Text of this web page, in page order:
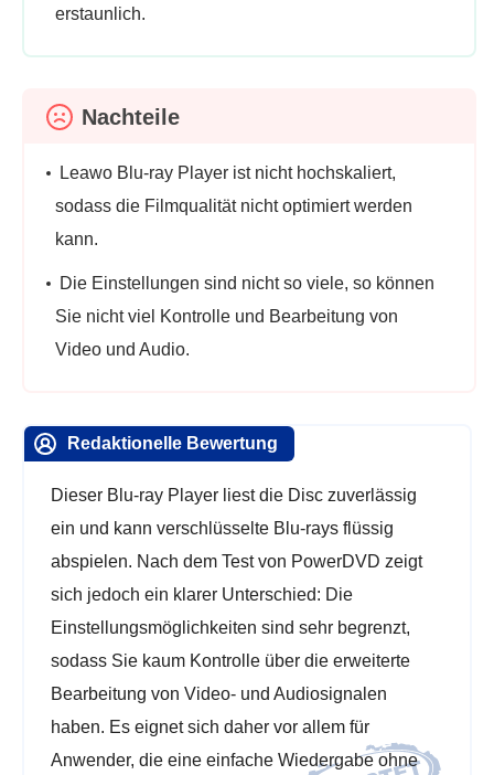
erstaunlich.
Nachteile
Leawo Blu-ray Player ist nicht hochskaliert,
sodass die Filmqualität nicht optimiert werden
kann.
Die Einstellungen sind nicht so viele, so können
Sie nicht viel Kontrolle und Bearbeitung von
Video und Audio.
Redaktionelle Bewertung
Dieser Blu-ray Player liest die Disc zuverlässig
ein und kann verschlüsselte Blu-rays flüssig
abspielen. Nach dem Test von PowerDVD zeigt
sich jedoch ein klarer Unterschied: Die
Einstellungsmöglichkeiten sind sehr begrenzt,
sodass Sie kaum Kontrolle über die erweiterte
Bearbeitung von Video- und Audiosignalen
haben. Es eignet sich daher vor allem für
Anwender, die eine einfache Wiedergabe ohne